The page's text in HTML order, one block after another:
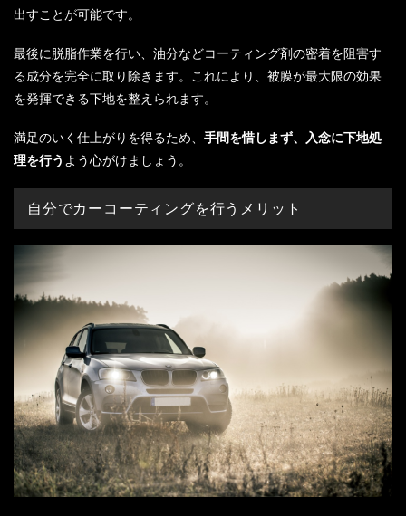
出すことが可能です。
最後に脱脂作業を行い、油分などコーティング剤の密着を阻害す
る成分を完全に取り除きます。これにより、被膜が最大限の効果
を発揮できる下地を整えられます。
満足のいく仕上がりを得るため、 手間を惜しまず、入念に下地処
理を行う よう心がけましょう。
自分でカーコーティングを行うメリット